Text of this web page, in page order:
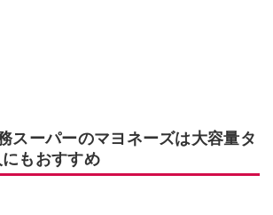
スーパーのマヨネーズは大容量タ
もおすすめ